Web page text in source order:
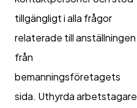
tillgängligt i alla frågor
relaterade till anställningen
från
bemanningsföretagets
sida. Uthyrda arbetstagare